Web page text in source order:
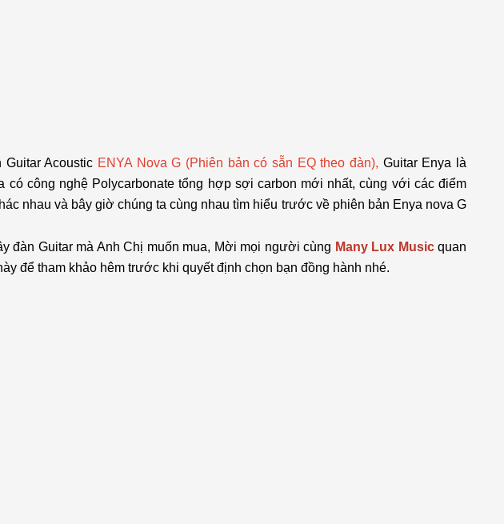
Acoustic ENYA Nova G (Phiên bản có sẵn EQ theo đàn), Guitar Enya là
có công nghệ Polycarbonate tổng hợp sợi carbon mới nhất, cùng với các điểm
nhau và bây giờ chúng ta cùng nhau tìm hiểu trước về phiên bản Enya nova G
đàn Guitar mà Anh Chị muốn mua, Mời mọi người cùng Many Lux Musicquan
để tham khảo hêm trước khi quyết định chọn bạn đồng hành nhé.